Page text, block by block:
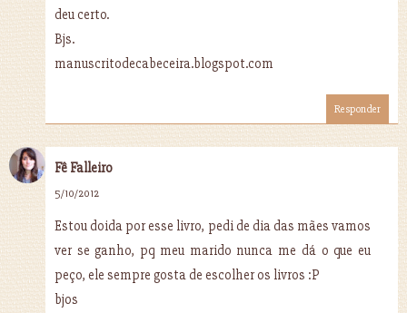
deu certo.
Bjs.
manuscritodecabeceira.blogspot.com
Responder
Fê Falleiro
5/10/2012
Estou doida por esse livro, pedi de dia das mães vamos
ver se ganho, pq meu marido nunca me dá o que eu
peço, ele sempre gosta de escolher os livros :P
bjos